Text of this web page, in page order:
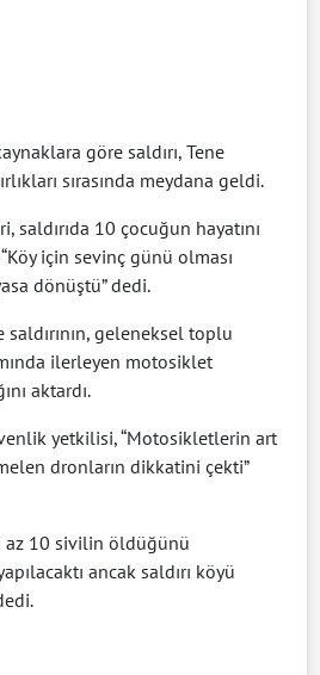
göre saldırı, Tene
sırasında meydana geldi.
saldırıda 10 çocuğun hayatını
için sevinç günü olması
dönüştü” dedi.
geleneksel toplu
ilerleyen motosiklet
aktardı.
yetkilisi, “Motosikletlerin art
dronların dikkatini çekti”
az 10 sivilin öldüğünü
ancak saldırı köyü